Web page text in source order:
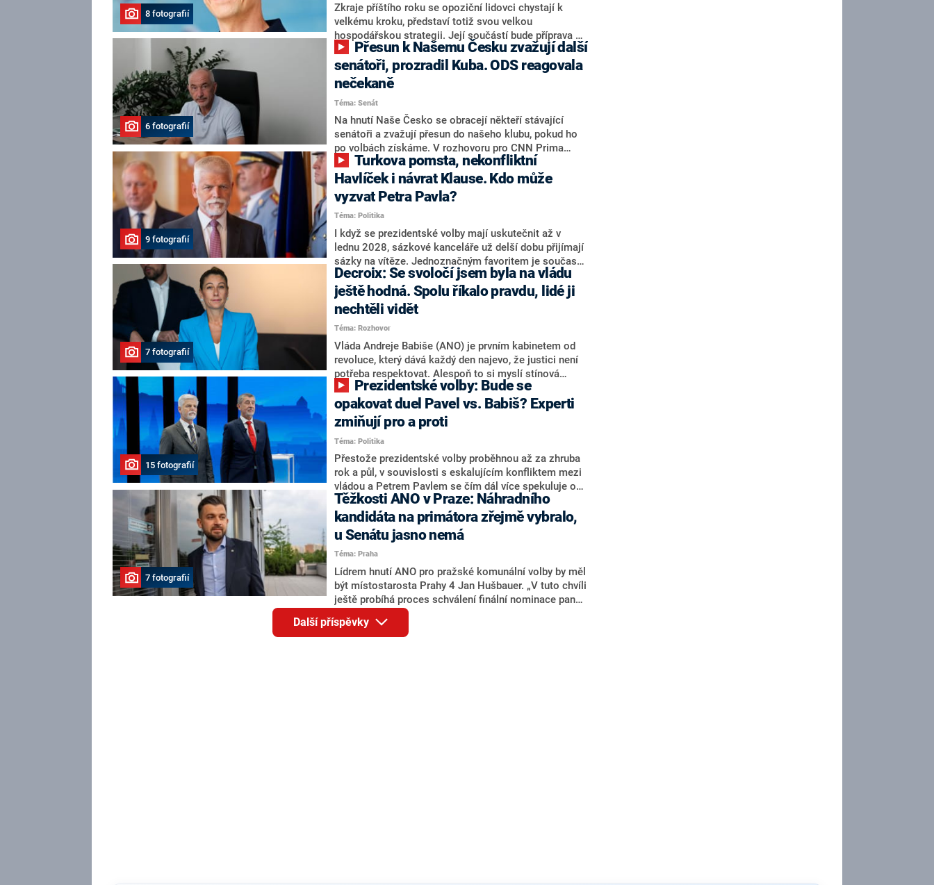
8 fotografií
Zkraje příštího roku se opoziční lidovci chystají k
velkému kroku, představí totiž svou velkou
hospodářskou strategii. Její součástí bude příprava na
stárnutí populace, řekl ve středu na setkání s novináři
nový předseda lidovců Jan Grolich. Ten zároveň v
senátních volbách kandiduje ve Vyškově. Popsal i
aktivitu opozice, o níž vládní strany nebo političtí
komentátoři mluví jako o slabé a v defenzivě. „Je to
úmorná práce upozorňovat na chyby vlády. Ministři s
námi navíc nechodí do debat. Chceme ale ukazovat
svoje témata,“ odpověděl Grolich na dotaz CNN Prima
NEWS.
6 fotografií
senátoři, prozradil Kuba. ODS reagovala
nečekaně
Téma: Senát
Na hnutí Naše Česko se obracejí někteří stávající
senátoři a zvažují přesun do našeho klubu, pokud ho
po volbách získáme. V rozhovoru pro CNN Prima
NEWS to řekl zakladatel hnutí a jihočeský hejtman
Martin Kuba. Konkrétní nebyl, ale získat by takto mohl
například senátora Zdeňka Hrabu, který je dnes
součástí klubu ODS a TOP 09. Hraba to na dotaz
redakce nevyloučil. Předseda klubu senátorů ODS
Zdeněk Nytra redakci řekl, že počítá s odchodem
některých senátorů z klubu a že Naše Česko není
nepřítel, ale soupeř.
9 fotografií
Havlíček i návrat Klause. Kdo může
vyzvat Petra Pavla?
Téma: Politika
I když se prezidentské volby mají uskutečnit až v
lednu 2028, sázkové kanceláře už delší dobu přijímají
sázky na vítěze. Jednoznačným favoritem je současná
hlava státu Petr Pavel. Daleko za ním pak bookmakeři
zmiňují dva výrazné politiky ANO, tedy premiéra
Andreje Babiše a ministra průmyslu Karla Havlíčka.
Oblíbeným tipem samotných sázkařů je poslanec za
Motoristy Filip Turek. Politolog Jan Kubáček nicméně
o případné kandidatuře kohokoliv ze zmíněné trojice
značně pochybuje. Podle něj současná koalice dosud
nemá osobu, která by Pavlovi mohla konkurovat.
7 fotografií
Decroix: Se svoločí jsem byla na vládu
ještě hodná. Spolu říkalo pravdu, lidé ji
nechtěli vidět
Téma: Rozhovor
Vláda Andreje Babiše (ANO) je prvním kabinetem od
revoluce, který dává každý den najevo, že justici není
potřeba respektovat. Alespoň to si myslí stínová
ministryně spravedlnosti ODS Eva Decroix. V
rozhovoru pro CNN Prima NEWS si nebrala servítky
ohledně politického výkonu svého nástupce Jeronýma
Tejce (za ANO) či vládní zmocněnkyně pro lidská
práva Taťány Malé (ANO). Označením „svoloč“ na
adresu vlády prý byla ještě hodná. Decroix se také
vrátila k volební porážce koalice Spolu či promluvila o
hnutí Naše Česko Martina Kuby.
15 fotografií
opakovat duel Pavel vs. Babiš? Experti
zmiňují pro a proti
Téma: Politika
Přestože prezidentské volby proběhnou až za zhruba
rok a půl, v souvislosti s eskalujícím konfliktem mezi
vládou a Petrem Pavlem se čím dál více spekuluje o
tom, koho by do bitvy o Hrad mohla vyslat současná
koalice. Někteří političtí komentátoři znovu vytahují
jméno premiéra Andreje Babiše (ANO). Jak moc je
pravděpodobné, že se v prezidentských volbách 2028
bude znovu opakovat souboj z roku 2023?
7 fotografií
Těžkosti ANO v Praze: Náhradního
kandidáta na primátora zřejmě vybralo,
u Senátu jasno nemá
Téma: Praha
Lídrem hnutí ANO pro pražské komunální volby by měl
být místostarosta Prahy 4 Jan Hušbauer. „V tuto chvíli
ještě probíhá proces schválení finální nominace pana
Jana Hušbauera Výborem hnutí ANO,“ uvedl pro
redakci místopředseda pražského ANO Martin
Benkovič. O Hušbauerovi se spekulovalo jako o
Další příspěvky